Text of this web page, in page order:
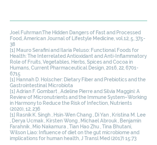
Joel Fuhrman:The Hidden Dangers of Fast and Processed
Food, American Journal of Lifestyle Medicine, vol.12, 5, 375-
38
[1] Mauro Serafini and Ilaria Peluso: Functional Foods for
Health: The Interrelated Antioxidant and Anti-Inflammatory
Role of Fruits, Vegetables, Herbs, Spices and Cocoa in
Humans, Current Pharmaceutical Design, 2016, 22, 6701-
6715
[1] Hannah D. Holscher: Dietary Fiber and Prebiotics and the
Gastrointestinal Microbiota
[1] Adrian F. Gombart , Adeline Pierre and Silvia Maggini: A
Review of Micronutrients and the Immune System–Working
in Harmony to Reduce the Risk of Infection, Nutrients
(2020), 12, 236
[1] Rasnik K. Singh , Hsin‐Wen Chang , Di Yan , Kristina M. Lee
, Derya Ucmak , Kirsten Wong , Michael Abrouk , Benjamin
Farahnik , Mio Nakamura , Tian Hao Zhu , Tina Bhutani,
Wilson Liao: Influence of diet on the gut microbiome and
implications for human health, J Transl Med (2017) 15:73